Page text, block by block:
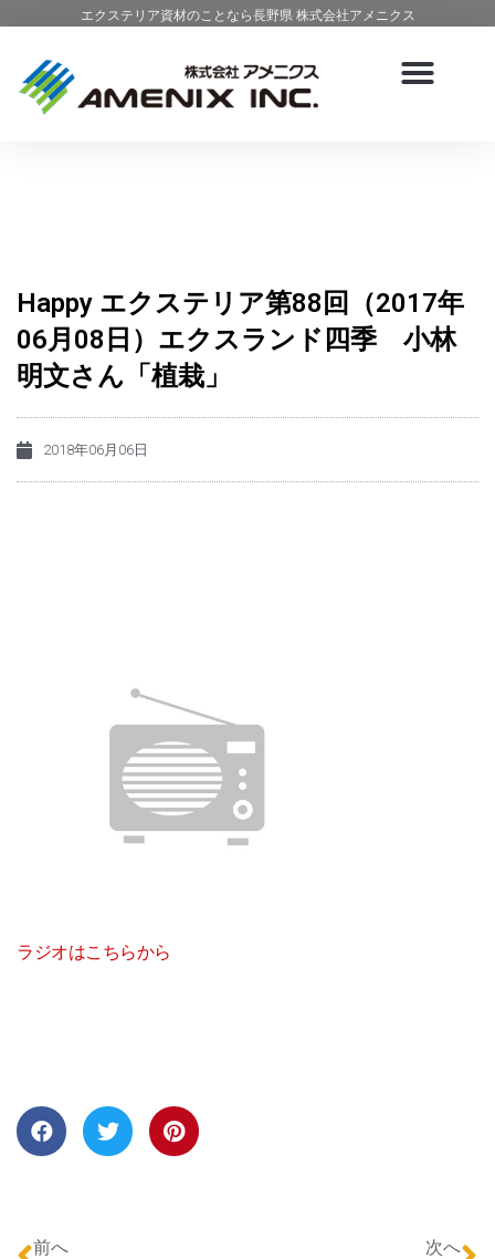
エクステリア資材のことなら長野県 株式会社アメニクス
Happy エクステリア第88回（2017年
06月08日）エクスランド四季 小林
明文さん「植栽」
2018年06月06日
ラジオはこちらから
前へ 次へ